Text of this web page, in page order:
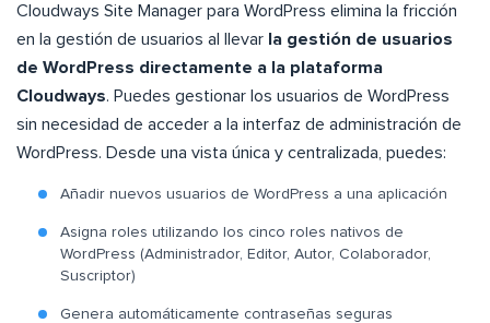
Cloudways Site Manager para WordPress elimina la fricción
en la gestión de usuarios al llevar la gestión de usuarios
de WordPress directamente a la plataforma
Cloudways. Puedes gestionar los usuarios de WordPress
sin necesidad de acceder a la interfaz de administración de
WordPress. Desde una vista única y centralizada, puedes:
Añadir nuevos usuarios de WordPress a una aplicación
Asigna roles utilizando los cinco roles nativos de
WordPress (Administrador, Editor, Autor, Colaborador,
Suscriptor)
Genera automáticamente contraseñas seguras